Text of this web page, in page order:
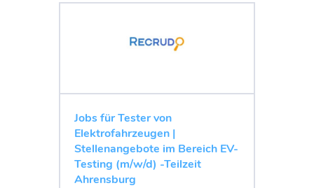
Jobs für Tester von
Elektrofahrzeugen |
Stellenangebote im Bereich EV-
Testing (m/w/d) -Teilzeit
Ahrensburg